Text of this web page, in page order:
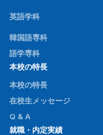
英語学科
韓国語専科
語学専科
本校の特長
本校の特長
在校生メッセージ
Q & A
就職・内定実績